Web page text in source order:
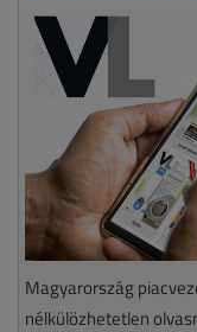
Magyarország
nélkülözhetetlen